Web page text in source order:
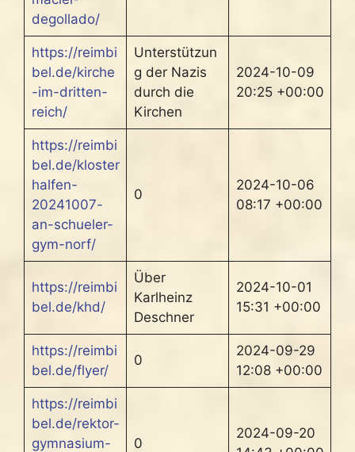
degollado/
https://reimbi
bel.de/kirche
-im-dritten-
reich/
Unterstützun
g der Nazis
durch die
Kirchen
2024-10-09
20:25 +00:00
https://reimbi
bel.de/kloster
halfen-
20241007-
an-schueler-
gym-norf/
0
2024-10-06
08:17 +00:00
https://reimbi
bel.de/khd/
Über
Karlheinz
Deschner
2024-10-01
15:31 +00:00
https://reimbi
bel.de/flyer/
0
2024-09-29
12:08 +00:00
https://reimbi
bel.de/rektor-
gymnasium-
0
2024-09-20